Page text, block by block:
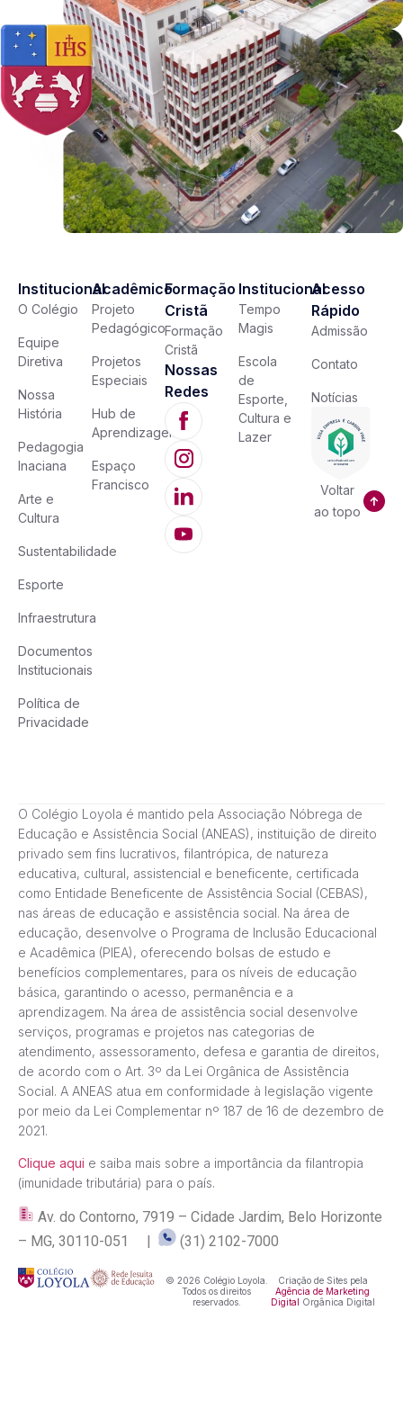
Institucional
O Colégio
Equipe
Diretiva
Nossa
História
Pedagogia
Inaciana
Arte e
Cultura
Sustentabilidade
Esporte
Infraestrutura
Documentos
Institucionais
Política de
Privacidade
Acadêmico
Projeto
Pedagógico
Projetos
Especiais
Hub de
Aprendizagem
Espaço
Francisco
Formação
Cristã
Formação
Cristã
Nossas
Redes
Institucional
Tempo
Magis
Escola
de
Esporte,
Cultura e
Lazer
Acesso
Rápido
Admissão
Contato
Notícias
Voltar
ao topo
O Colégio Loyola é mantido pela Associação Nóbrega de
Educação e Assistência Social (ANEAS), instituição de direito
privado sem fins lucrativos, filantrópica, de natureza
educativa, cultural, assistencial e beneficente, certificada
como Entidade Beneficente de Assistência Social (CEBAS),
nas áreas de educação e assistência social. Na área de
educação, desenvolve o Programa de Inclusão Educacional
e Acadêmica (PIEA), oferecendo bolsas de estudo e
benefícios complementares, para os níveis de educação
básica, garantindo o acesso, permanência e a
aprendizagem. Na área de assistência social desenvolve
serviços, programas e projetos nas categorias de
atendimento, assessoramento, defesa e garantia de direitos,
de acordo com o Art. 3º da Lei Orgânica de Assistência
Social. A ANEAS atua em conformidade à legislação vigente
por meio da Lei Complementar nº 187 de 16 de dezembro de
2021.
Clique aqui e saiba mais sobre a importância da filantropia
(imunidade tributária) para o país.
Av. do Contorno, 7919 – Cidade Jardim, Belo Horizonte
– MG, 30110-051 |
(31) 2102-7000
© 2026 Colégio Loyola.
Todos os direitos
reservados.
Criação de Sites pela
Agência de Marketing
Digital Orgânica Digital